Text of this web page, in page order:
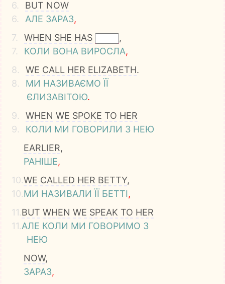
6. BUT NOW
6.
АЛЕ ЗАРАЗ,
7.
WHEN SHE HAS
,
7.
КОЛИ ВОНА ВИРОСЛА,
8.
WE CALL HER ELIZABETH.
8.
МИ НАЗИВАЄМО ЇЇ
ЄЛИЗАВІТОЮ.
9.
WHEN WE SPOKE TO HER
9.
КОЛИ МИ ГОВОРИЛИ З НЕЮ
EARLIER,
РАНІШЕ,
10.WE CALLED HER BETTY,
10.МИ НАЗИВАЛИ ЇЇ БЕТТІ,
11.BUT WHEN WE SPEAK TO HER
11.АЛЕ КОЛИ МИ ГОВОРИМО З
НЕЮ
NOW,
ЗАРАЗ,